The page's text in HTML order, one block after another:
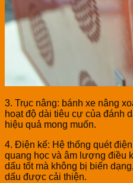
3. Trục nâng: bánh xe nâng
hoạt độ dài tiêu cự của đánh
hiệu quả mong muốn.
4. Điện kế: Hệ thống quét
quang học và âm lượng điều
dấu tốt mà không bị biến
dấu được cải thiện.